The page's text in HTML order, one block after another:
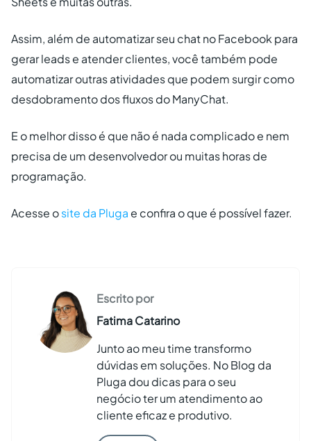
Assim, além de automatizar seu chat no Facebook para
gerar leads e atender clientes, você também pode
automatizar outras atividades que podem surgir como
desdobramento dos fluxos do ManyChat.
E o melhor disso é que não é nada complicado e nem
precisa de um desenvolvedor ou muitas horas de
programação.
Acesse osite da Pluga e confira o que é possível fazer.
Escrito por
Fatima Catarino
Junto ao meu time transformo
dúvidas em soluções. No Blog da
Pluga dou dicas para o seu
negócio ter um atendimento ao
cliente eficaz e produtivo.